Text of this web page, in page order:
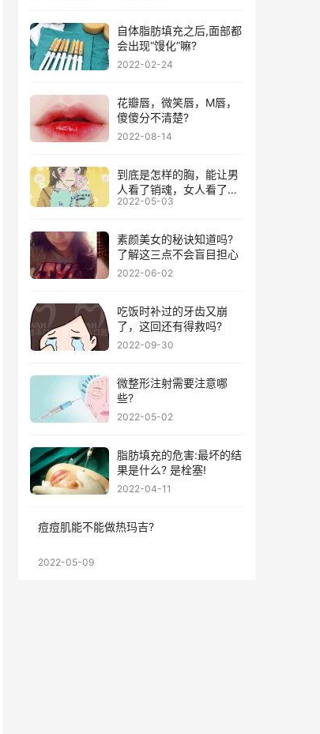
自体脂肪填充之后,面部都
会出现“馒化”嘛?
2022-02-24
花瓣唇，微笑唇，M唇，
傻傻分不清楚?
2022-08-14
到底是怎样的胸，能让男
人看了销魂，女人看了失
神!
2022-05-03
素颜美女的秘诀知道吗?
了解这三点不会盲目担心
2022-06-02
吃饭时补过的牙齿又崩
了，这回还有得救吗?
2022-09-30
微整形注射需要注意哪
些?
2022-05-02
脂肪填充的危害:最坏的结
果是什么? 是栓塞!
2022-04-11
痘痘肌能不能做热玛吉?
2022-05-09